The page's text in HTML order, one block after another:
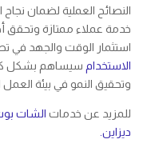
النصائح العملية لضمان
خدمة عملاء ممتازة وتحقق
استثمار الوقت والجهد في
الاستخدام سيساهم بشكل
وتحقيق النمو في بيئة العمل
للمزيد عن خدمات الشات
ديزاين.